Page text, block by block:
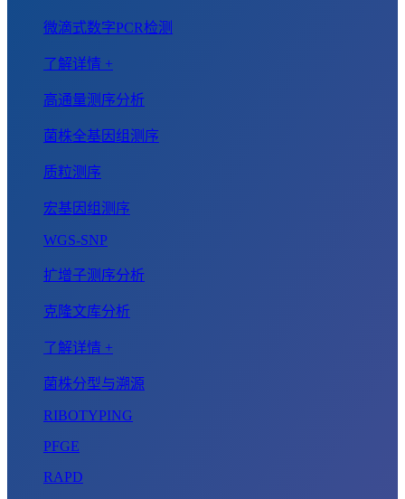
微滴式数字PCR检测
了解详情 +
高通量测序分析
菌株全基因组测序
质粒测序
宏基因组测序
WGS-SNP
扩增子测序分析
克隆文库分析
了解详情 +
菌株分型与溯源
RIBOTYPING
PFGE
RAPD